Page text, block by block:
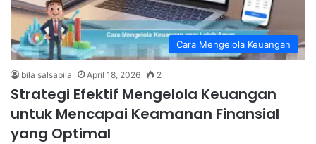
Cara Mengelola Keuangan
bila salsabila April 18, 2026 2
Strategi Efektif Mengelola Keuangan
untuk Mencapai Keamanan Finansial
yang Optimal